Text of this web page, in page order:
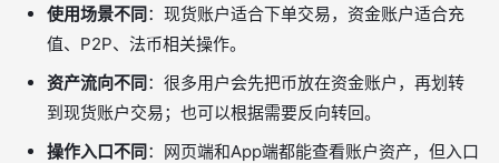
使用场景不同：现货账户适合下单交易，资金账户适合充
值、P2P、法币相关操作。
资产流向不同：很多用户会先把币放在资金账户，再划转
到现货账户交易；也可以根据需要反向转回。
操作入口不同：网页端和App端都能查看账户资产，但入口